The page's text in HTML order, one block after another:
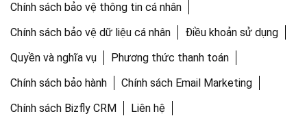
Chính sách bảo vệ thông tin cá nhân
Chính sách bảo vệ dữ liệu cá nhân
Điều khoản sử dụng
Quyền và nghĩa vụ
Phương thức thanh toán
Chính sách bảo hành
Chính sách Email Marketing
Chính sách Bizfly CRM
Liên hệ